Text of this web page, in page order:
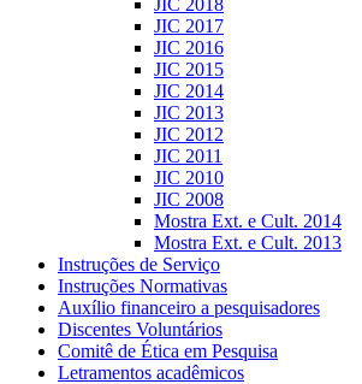
JIC 2017
JIC 2016
JIC 2015
JIC 2014
JIC 2013
JIC 2012
JIC 2011
JIC 2010
JIC 2008
Mostra Ext. e Cult. 2014
Mostra Ext. e Cult. 2013
Instruções de Serviço
Instruções Normativas
Auxílio financeiro a pesquisadores
Discentes Voluntários
Comitê de Ética em Pesquisa
Letramentos acadêmicos